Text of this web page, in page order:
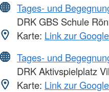
Tages- und
DRK GBS Schule
Karte: Link zur
Tages- und
DRK Aktivspielplatz
Karte: Link zur